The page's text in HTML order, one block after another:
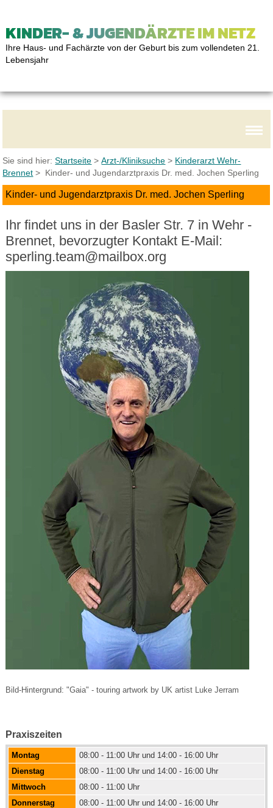
KINDER- & JUGENDÄRZTE IM NETZ
Ihre Haus- und Fachärzte von der Geburt bis zum vollendeten 21.
Lebensjahr
Sie sind hier:Startseite >Arzt-/Kliniksuche > Kinderarzt Wehr-
Brennet > Kinder- und Jugendarztpraxis Dr. med. Jochen Sperling
Kinder- und Jugendarztpraxis Dr. med. Jochen Sperling
Ihr findet uns in der Basler Str. 7 in Wehr -
Brennet, bevorzugter Kontakt E-Mail:
sperling.team@mailbox.org
Bild-Hintergrund: "Gaia" - touring artwork by UK artist Luke Jerram
Praxiszeiten
Montag
08:00 - 11:00 Uhr und 14:00 - 16:00 Uhr
Dienstag
08:00 - 11:00 Uhr und 14:00 - 16:00 Uhr
Mittwoch
08:00 - 11:00 Uhr
Donnerstag
08:00 - 11:00 Uhr und 14:00 - 16:00 Uhr